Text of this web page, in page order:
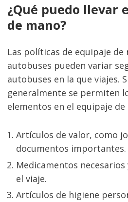
¿Qué puedo llevar
de mano?
Las políticas de equipaje de
autobuses pueden variar
autobuses en la que viajes.
generalmente se permiten
elementos en el equipaje de
Artículos de valor, como
documentos importantes.
Medicamentos
el viaje.
Artículos de higiene